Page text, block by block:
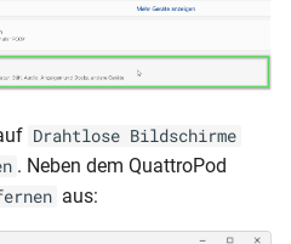
Drahtlose Bildschirme
. Neben dem QuattroPod
aus: